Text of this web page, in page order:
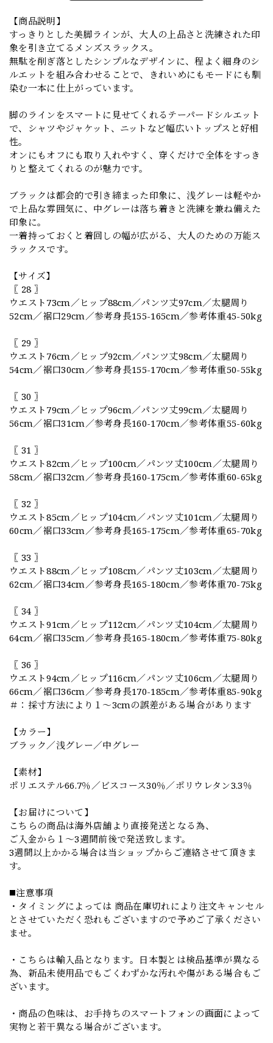
【商品説明】
すっきりとした美脚ラインが、大人の上品さと洗練された印
象を引き立てるメンズスラックス。
無駄を削ぎ落としたシンプルなデザインに、程よく細身のシ
ルエットを組み合わせることで、きれいめにもモードにも馴
染む一本に仕上がっています。
脚のラインをスマートに見せてくれるテーパードシルエット
で、シャツやジャケット、ニットなど幅広いトップスと好相
性。
オンにもオフにも取り入れやすく、穿くだけで全体をすっき
りと整えてくれるのが魅力です。
ブラックは都会的で引き締まった印象に、浅グレーは軽やか
で上品な雰囲気に、中グレーは落ち着きと洗練を兼ね備えた
印象に。
一着持っておくと着回しの幅が広がる、大人のための万能ス
ラックスです。
【サイズ】
〖 28 〗
ウエスト73cm／ヒップ88cm／パンツ丈97cm／太腿周り
52cm／裾口29cm／参考身長155-165cm／参考体重45-50kg
〖 29 〗
ウエスト76cm／ヒップ92cm／パンツ丈98cm／太腿周り
54cm／裾口30cm／参考身長155-170cm／参考体重50-55kg
〖 30 〗
ウエスト79cm／ヒップ96cm／パンツ丈99cm／太腿周り
56cm／裾口31cm／参考身長160-170cm／参考体重55-60kg
〖 31 〗
ウエスト82cm／ヒップ100cm／パンツ丈100cm／太腿周り
58cm／裾口32cm／参考身長160-175cm／参考体重60-65kg
〖 32 〗
ウエスト85cm／ヒップ104cm／パンツ丈101cm／太腿周り
60cm／裾口33cm／参考身長165-175cm／参考体重65-70kg
〖 33 〗
ウエスト88cm／ヒップ108cm／パンツ丈103cm／太腿周り
62cm／裾口34cm／参考身長165-180cm／参考体重70-75kg
〖 34 〗
ウエスト91cm／ヒップ112cm／パンツ丈104cm／太腿周り
64cm／裾口35cm／参考身長165-180cm／参考体重75-80kg
〖 36 〗
ウエスト94cm／ヒップ116cm／パンツ丈106cm／太腿周り
66cm／裾口36cm／参考身長170-185cm／参考体重85-90kg
＃：採寸方法により１～3cmの誤差がある場合があります
【カラー】
ブラック／浅グレー／中グレー
【素材】
ポリエステル66.7％／ビスコース30％／ポリウレタン3.3％
【お届けについて】
こちらの商品は海外店舗より直接発送となる為、
ご入金から１～3週間前後で発送致します。
3週間以上かかる場合は当ショップからご連絡させて頂きま
す。
◼️注意事項
・タイミングによっては 商品在庫切れにより注文キャンセル
とさせていただく恐れもございますので予めご了承ください
ませ。
・こちらは輸入品となります。日本製とは検品基準が異なる
為、新品未使用品でもごくわずかな汚れや傷がある場合もご
ざいます。
・商品の色味は、お手持ちのスマートフォンの画面によって
実物と若干異なる場合がございます。